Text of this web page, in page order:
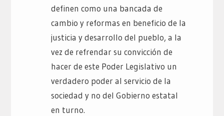
definen como una bancada de
cambio y reformas en beneficio de la
justicia y desarrollo del pueblo, a la
vez de refrendar su convicción de
hacer de este Poder Legislativo un
verdadero poder al servicio de la
sociedad y no del Gobierno estatal
en turno.